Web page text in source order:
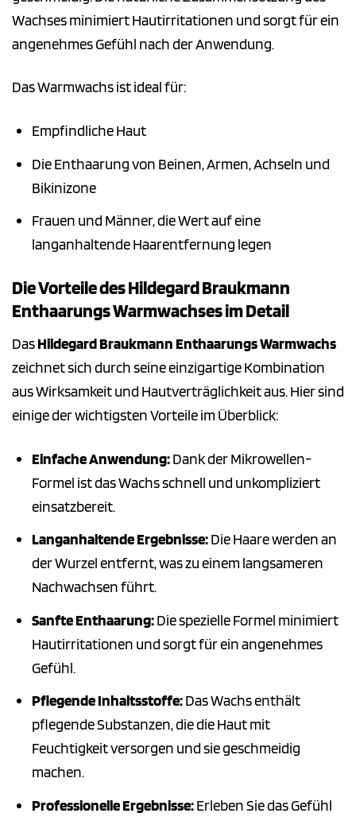
Wachses minimiert Hautirritationen und sorgt für ein
angenehmes Gefühl nach der Anwendung.
Das Warmwachs ist ideal für:
Empfindliche Haut
Die Enthaarung von Beinen, Armen, Achseln und
Bikinizone
Frauen und Männer, die Wert auf eine
langanhaltende Haarentfernung legen
Die Vorteile des Hildegard Braukmann
Enthaarungs Warmwachses im Detail
DasHildegard Braukmann Enthaarungs Warmwachs
zeichnet sich durch seine einzigartige Kombination
aus Wirksamkeit und Hautverträglichkeit aus. Hier sind
einige der wichtigsten Vorteile im Überblick:
Einfache Anwendung:Dank der Mikrowellen-
Formel ist das Wachs schnell und unkompliziert
einsatzbereit.
Langanhaltende Ergebnisse:Die Haare werden an
der Wurzel entfernt, was zu einem langsameren
Nachwachsen führt.
Sanfte Enthaarung:Die spezielle Formel minimiert
Hautirritationen und sorgt für ein angenehmes
Gefühl.
Pflegende Inhaltsstoffe:Das Wachs enthält
pflegende Substanzen, die die Haut mit
Feuchtigkeit versorgen und sie geschmeidig
machen.
Professionelle Ergebnisse:Erleben Sie das Gefühl